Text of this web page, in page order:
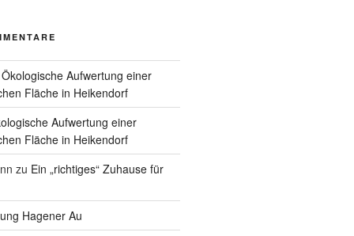
Ökologische Aufwertung einer
Fläche in Heikendorf
Aufwertung einer
Fläche in Heikendorf
zu Ein „richtiges“ Zuhause für
Hagener Au